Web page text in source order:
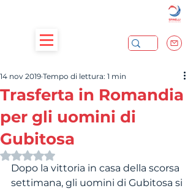
Trasferta in Romandia
per gli uomini di
Gubitosa
14 nov 2019 Tempo di lettura: 1 min
Valutazione NaN stelle su 5.
Dopo la vittoria in casa della scorsa
settimana, gli uomini di Gubitosa si